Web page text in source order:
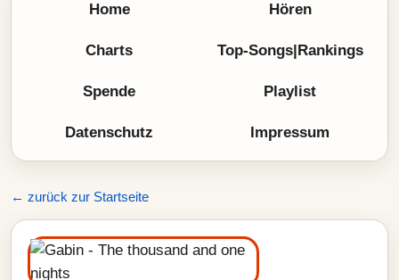
Home Hören
Charts Top-Songs|Rankings
Spende Playlist
Datenschutz Impressum
← zurück zur Startseite